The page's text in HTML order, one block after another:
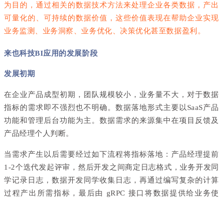
为目的，通过相关的数据技术方法来处理企业各类数据，产出
可量化的、可持续的数据价值，这些价值表现在帮助企业实现
业务监测、业务洞察、业务优化、决策优化甚至数据盈利。
来也科技BI应用的发展阶段
发展初期
在企业产品成型初期，团队规模较小，业务量不大，对于数据
指标的需求即不强烈也不明确。数据落地形式主要以SaaS产品
功能和管理后台功能为主。数据需求的来源集中在项目反馈及
产品经理个人判断。
当需求产生以后需要经过如下流程将指标落地：产品经理提前
1-2个迭代发起评审，然后开发之间商定日志格式，业务开发同
学记录日志，数据开发同学收集日志，再通过编写复杂的计算
过程产出所需指标，最后由 gRPC 接口将数据提供给业务使